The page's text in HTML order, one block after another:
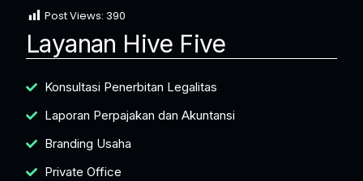
Post Views: 390
Layanan Hive Five
Konsultasi Penerbitan Legalitas
Laporan Perpajakan dan Akuntansi
Branding Usaha
Private Office